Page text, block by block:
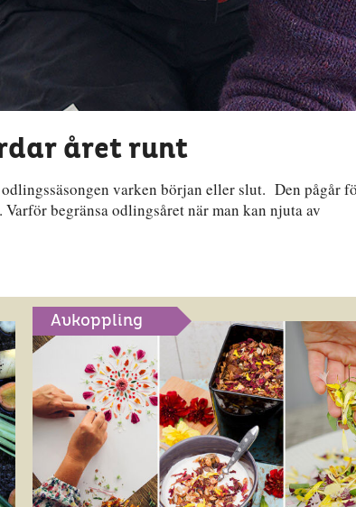
året runt
varken början eller slut. Den pågår
begränsa odlingsåret när man kan njuta av
Avkoppling